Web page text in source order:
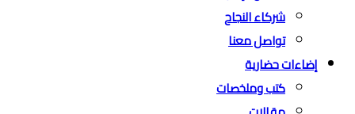
شركاء النجاح
تواصل معنا
إضاءات حضارية
كتب وملخصات